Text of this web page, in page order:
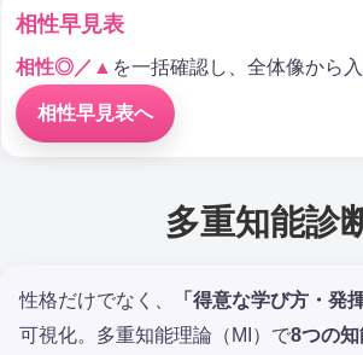
相性早見表
相性◎／▲ を一括確認し、全体像から入
相性早見表へ
多重知能診
性格だけでなく、 「得意な学び方・発
可視化。多重知能理論（MI）で8つの